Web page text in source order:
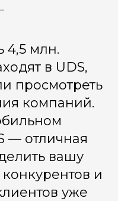
4,5 млн.
в UDS,
просмотреть
компаний.
— отличная
вашу
и
уже